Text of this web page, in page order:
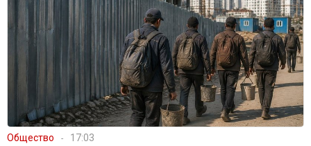
Общество 17:03